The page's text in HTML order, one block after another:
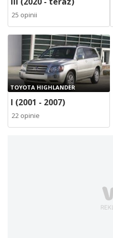
25 opinii
TOYOTA HIGHLANDER
I (2001 - 2007)
22 opinie